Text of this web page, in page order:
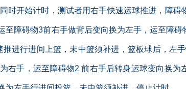
时开始计时，测试者用右手快速运球推进，障碍
至障碍物3前右手做背后变向换为左手，运至障碍
进行进间上篮，未中篮须补进，篮板球后，左
右手，运至障碍物2前右手后转身运球变向换为